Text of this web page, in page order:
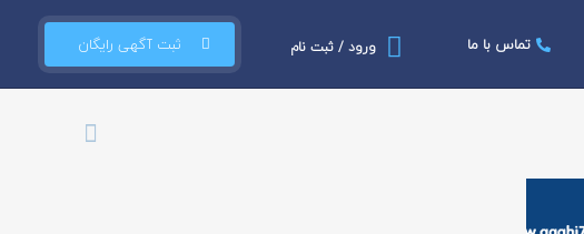
ورود / ثبت نام تماس با ما